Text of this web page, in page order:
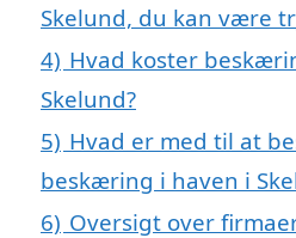
Skelund, du kan være
4) Hvad koster
Skelund?
5) Hvad er med til at
beskæring i haven i
6) Oversigt over